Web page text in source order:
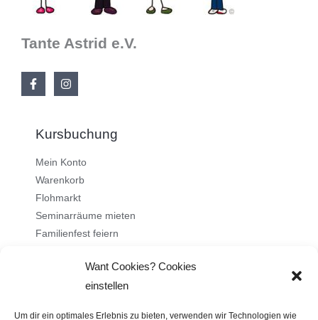
Want Cookies? Cookies
einstellen
Um dir ein optimales Erlebnis zu bieten, verwenden wir Technologien wie
Tante Astrid e.V.
Kursbuchung
Mein Konto
Warenkorb
Flohmarkt
Seminarräume mieten
Familienfest feiern